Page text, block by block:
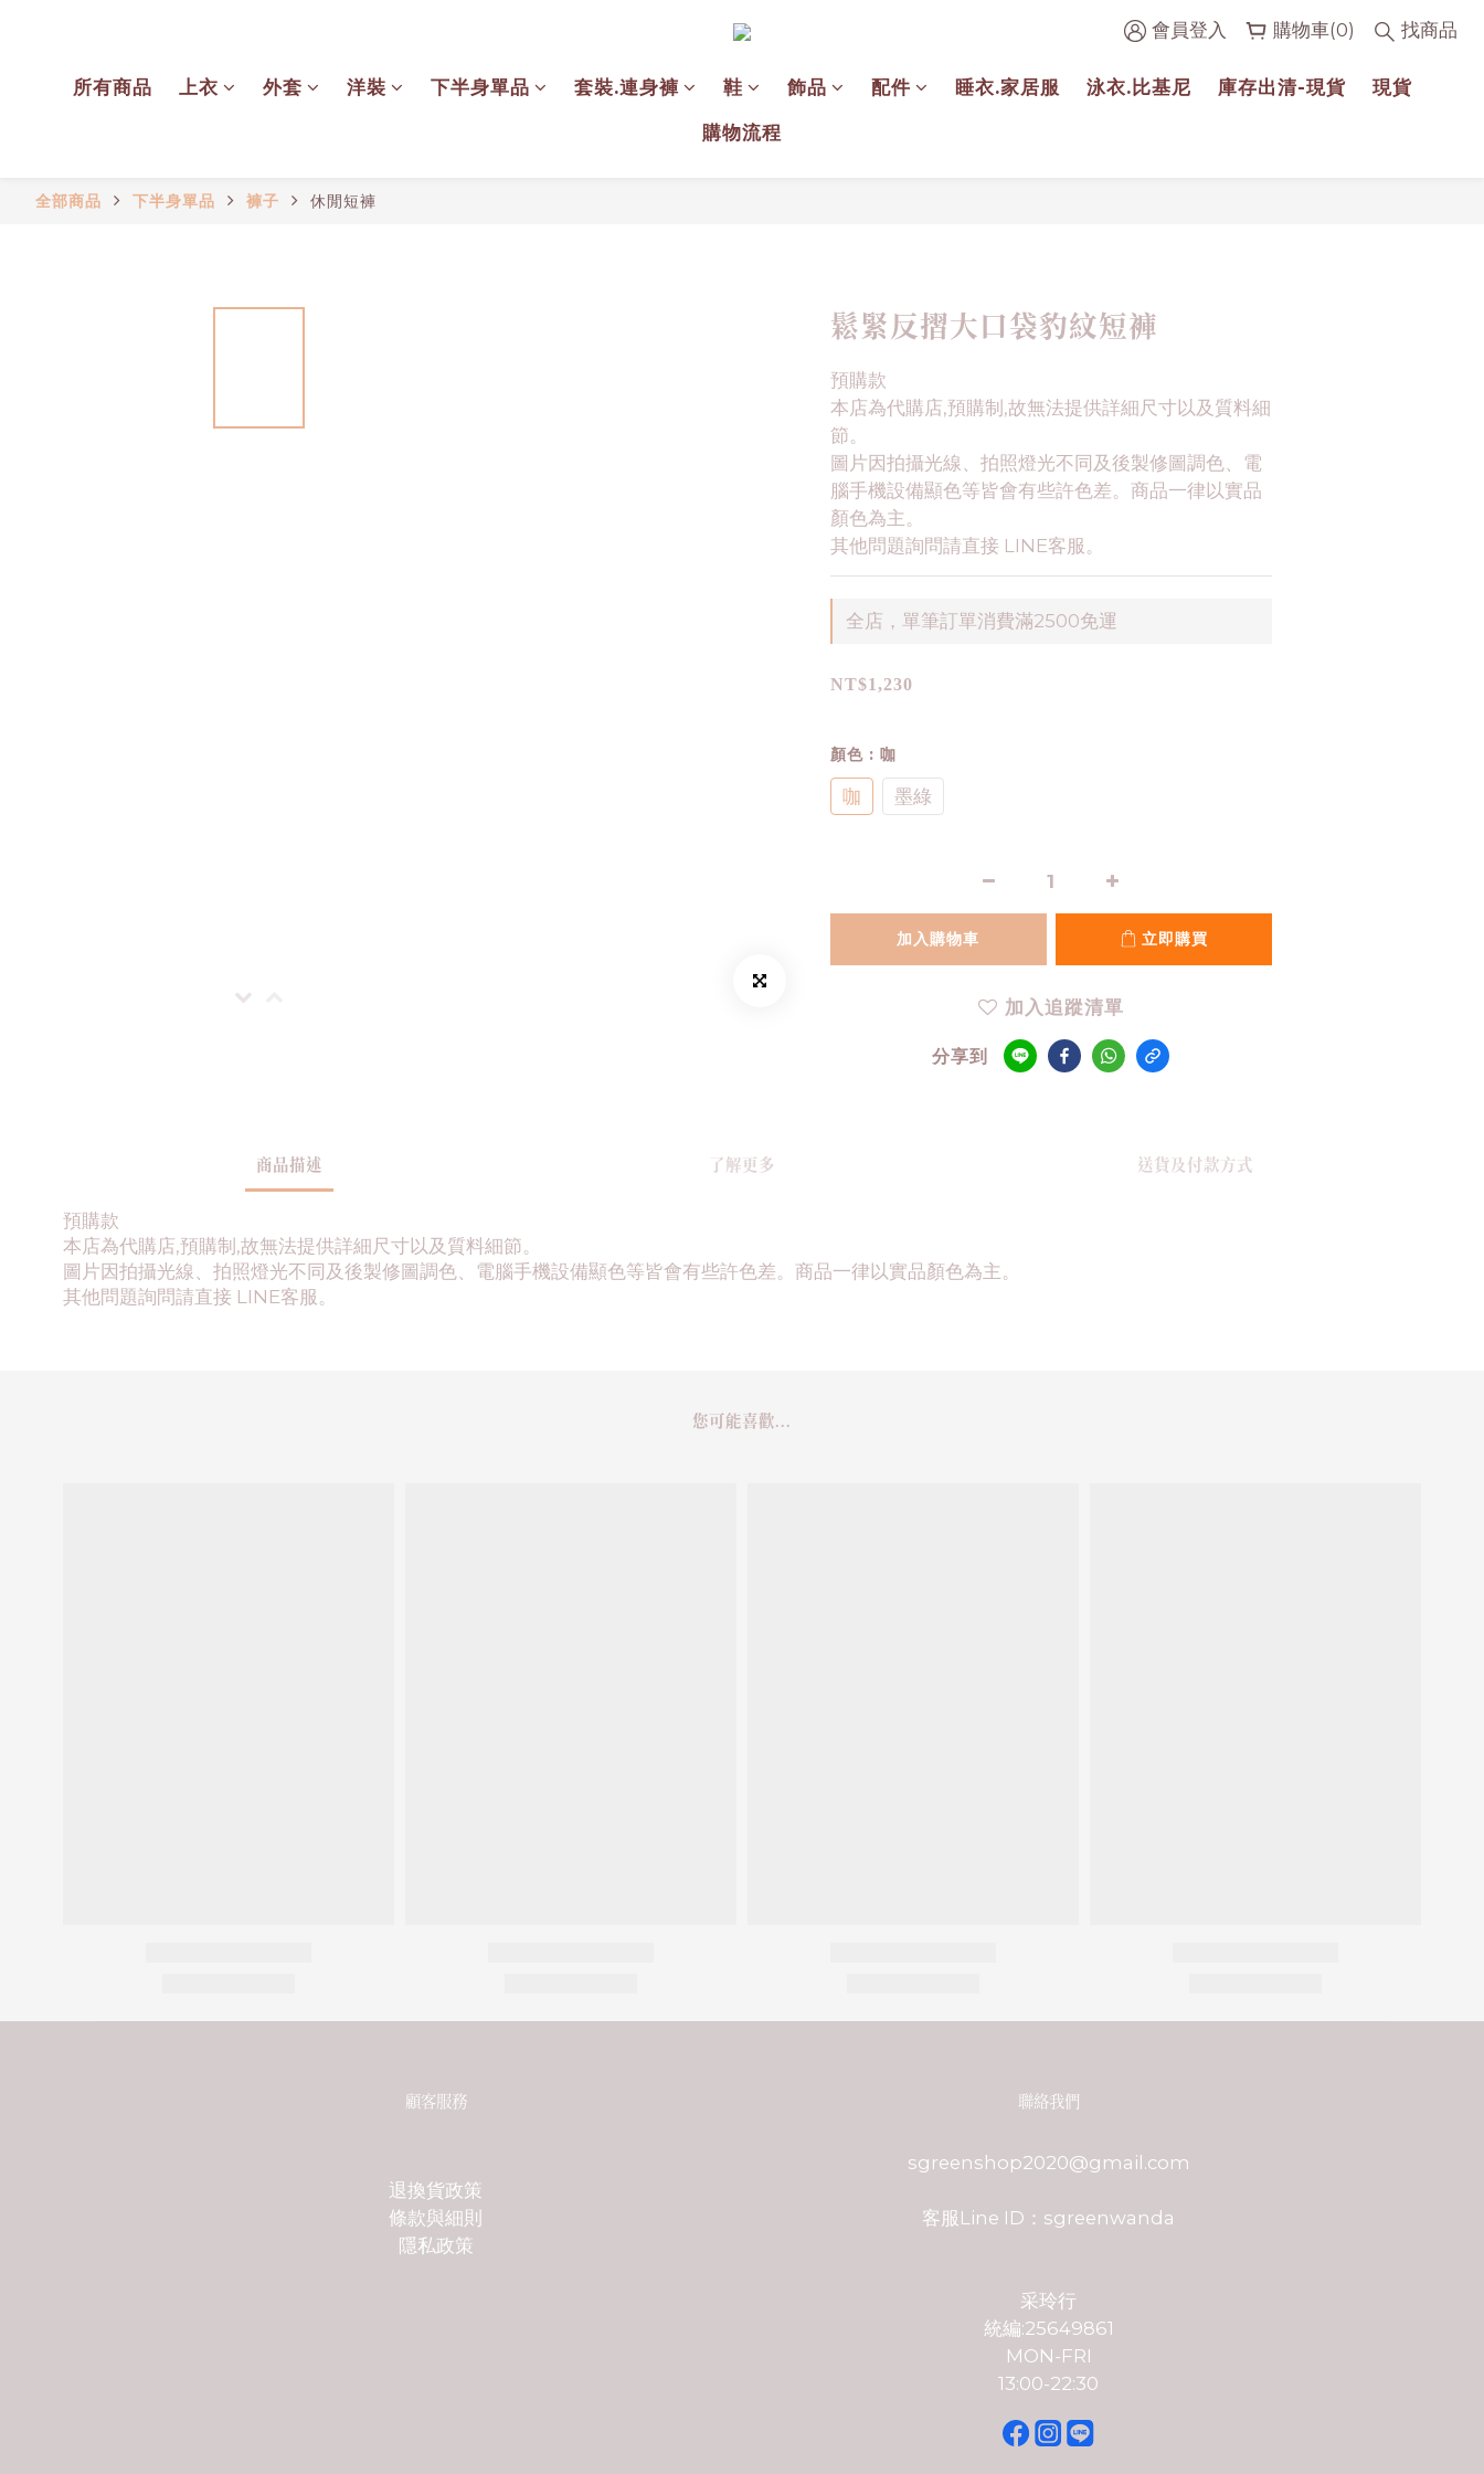
會員登入 購物車(0) 找商品
所有商品 上衣 外套 洋裝 下半身單品 套裝.連身褲 鞋 飾品 配件 睡衣.家居服 泳衣.比基尼 庫存出清-現貨 現貨
購物流程
全部商品 下半身單品 褲子 休閒短褲
鬆緊反摺大口袋豹紋短褲
預購款
本店為代購店,預購制,故無法提供詳細尺寸以及質料細
節。
圖片因拍攝光線、拍照燈光不同及後製修圖調色、電
腦手機設備顯色等皆會有些許色差。商品一律以實品
顏色為主。
其他問題詢問請直接 LINE客服。
全店，單筆訂單消費滿2500免運
NT$1,230
顏色 : 咖
咖 墨綠
加入購物車 立即購買
加入追蹤清單
分享到
商品描述 了解更多 送貨及付款方式
預購款
本店為代購店,預購制,故無法提供詳細尺寸以及質料細節。
圖片因拍攝光線、拍照燈光不同及後製修圖調色、電腦手機設備顯色等皆會有些許色差。商品一律以實品顏色為主。
其他問題詢問請直接 LINE客服。
您可能喜歡...
顧客服務
退換貨政策
條款與細則
隱私政策
聯絡我們
sgreenshop2020@gmail.com
客服Line ID：sgreenwanda
采玲行
統編:25649861
MON-FRI
13:00-22:30